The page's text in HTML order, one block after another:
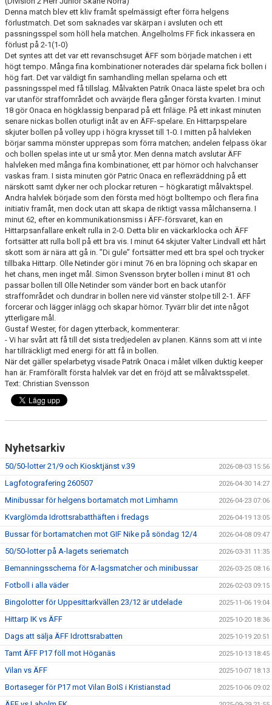
Denna match blev ett kliv framåt spelmässigt efter förra helgens
förlustmatch. Det som saknades var skärpan i avsluten och ett
passningsspel som höll hela matchen. Ängelholms FF fick inkassera en
förlust på 2-1(1-0)
Det syntes att det var ett revanschsuget ÄFF som började matchen i ett
högt tempo. Många fina kombinationer noterades där spelarna fick bollen i
hög fart. Det var väldigt fin samhandling mellan spelarna och ett
passningsspel med få tillslag. Målvakten Patrik Onaca läste spelet bra och
var utanför straffområdet och avvärjde flera gånger första kvarten. I minut
18 gör Onaca en högklassig benparad på ett friläge. På ett inkast minuten
senare nickas bollen oturligt inåt av en ÄFF-spelare. En Hittarpspelare
skjuter bollen på volley upp i högra kryssettill 1-0. I mitten på halvleken
börjar samma mönster upprepas som förra matchen; andelen felpass ökar
och bollen spelas inte ut ur små ytor. Men denna match avslutar ÄFF
halvleken med många fina kombinationer, ett par hörnor och halvchanser
vaskas fram. I sista minuten gör Patric Onaca en reflexräddning på ett
närskott samt dyker ner och plockar returen – högkaratigt målvaktspel.
Andra halvlek började som den första med högt bolltempo och flera fina
initiativ framåt, men dock utan att skapa de riktigt vassa målchanserna. I
minut 62, efter en kommunikationsmiss i ÄFF-försvaret, kan en
Hittarpsanfallare enkelt rulla in 2-0. Detta blir en väckarklocka och ÄFF
fortsätter att rulla boll på ett bra vis. I minut 64 skjuter Valter Lindvall ett hårt
skott som är nära att gå in. ”Di gule” fortsätter med ett bra spel och trycker
tillbaka Hittarp. Olle Netinder gör i minut 76 en bra löpning och skapar en
het chans, men inget mål. Simon Svensson bryter bollen i minut 81 och
passar bollen till Olle Netinder som vänder bort en back utanför
straffområdet och dundrar in bollen nere vid vänster stolpetill 2-1 . ÄFF
forcerar och lägger inlägg och skapar hörnor. Tyvärr blir det inte något
ytterligare mål.
Gustaf Wester, för dagen ytterback, kommenterar:
- Vi har svårt att få till det sista tredjedelen av planen. Känns som att vi inte
har tillräckligt med energi för att få in bollen.
När det gäller spelarbetyg visade Patrik Onaca i målet vilken duktig keeper
han är. Framförallt första halvlek var det en fröjd att se målvaktsspelet.
Text: Christian Svensson
Nyhetsarkiv
50/50-lotter 21/9 och Kiosktjänst v.39 2026-08-03 15:56
Lagfotografering 260507 2026-04-30 14:27
Minibussar för helgens bortamatch mot Limhamn 2026-04-23 07:06
Kvarglömda Idrottsrabatthäften i fredags 2026-04-19 13:05
Bussar för bortamatchen mot GIF Nike på söndag 12/4 2026-04-08 09:47
50/50-lotter på A-lagets seriematch 2026-03-31 11:35
Bemanningsschema för A-lagsmatcher och minibussar 2026-03-25 08:16
Fotboll i alla väder 2026-02-03 09:15
Bingolotter för Uppesittarkvällen 23/12 är utdelade 2025-11-06 19:04
Hittarp IK vs ÄFF 2025-10-20 18:36
Dags att sälja ÄFF Idrottsrabatten 2025-10-19 20:51
Tamt ÄFF P17 föll mot Höganäs 2025-10-13 18:45
Vilan vs ÄFF 2025-10-07 18:13
Bortaseger för P17 mot Vilan BoIS i Kristianstad 2025-10-06 09:02